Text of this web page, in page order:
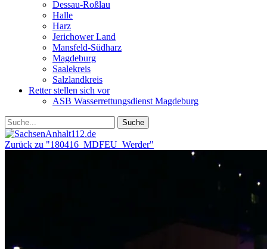
Dessau-Roßlau
Halle
Harz
Jerichower Land
Mansfeld-Südharz
Magdeburg
Saalekreis
Salzlandkreis
Retter stellen sich vor
ASB Wasserrettungsdienst Magdeburg
Zurück zu "180416_MDFEU_Werder"